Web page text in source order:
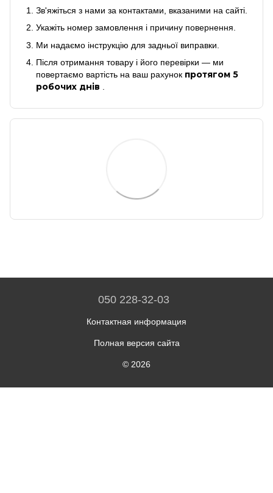
Зв'яжіться з нами за контактами, вказаними на сайті.
Укажіть номер замовлення і причину повернення.
Ми надаємо інструкцію для задньої виправки.
Після отримання товару і його перевірки — ми
повертаємо вартість на ваш рахунок протягом 5
робочих днів
050 228-32-03
Контактная информация
Полная версия сайта
© 2026